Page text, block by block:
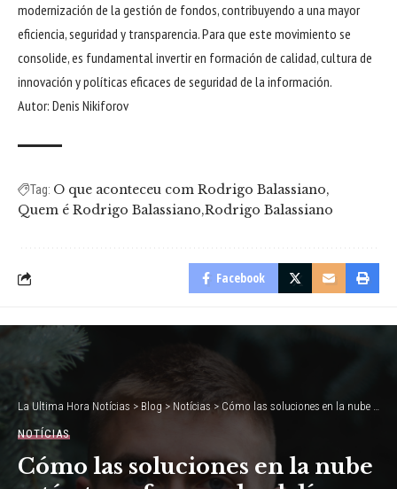
modernización de la gestión de fondos, contribuyendo a una mayor
eficiencia, seguridad y transparencia. Para que este movimiento se
consolide, es fundamental invertir en formación de calidad, cultura de
innovación y políticas eficaces de seguridad de la información.
Autor: Denis Nikiforov
Tag: O que aconteceu com Rodrigo Balassiano
Quem é Rodrigo Balassiano Rodrigo Balassiano
Facebook
La Ultima Hora Notícias > Blog > Notícias > Cómo las soluciones en la nube están transformando el día a día de las promotoras inmobiliarias
NOTÍCIAS
Cómo las soluciones en la nube